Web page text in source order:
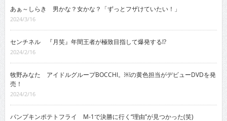
あぁ～しらき 男かな？女かな？「ずっとフザけていたい！」
2024/3/16
センチネル 『月笑』年間王者が極致目指して爆発する!?
2024/2/16
牧野みなた アイドルグループBOCCHI。￼の黄色担当がデビューDVDを発
売！
2024/2/16
パンプキンポテトフライ M-1で決勝に行く“理由”が見つかった(笑)